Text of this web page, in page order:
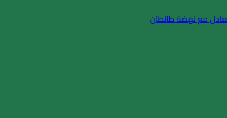
مع نهضة طانطان